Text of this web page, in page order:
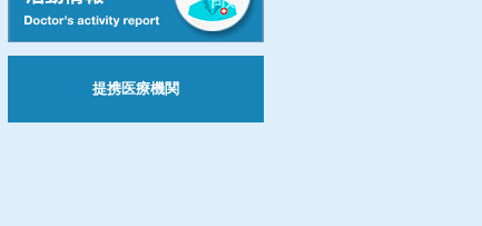
提携医療機関